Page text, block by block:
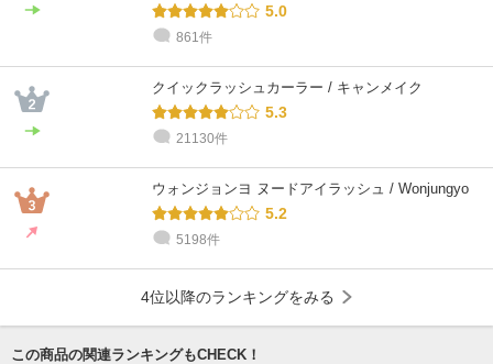
5.0
861件
クイックラッシュカーラー / キャンメイク
5.3
21130件
ウォンジョンヨ ヌードアイラッシュ / Wonjungyo
5.2
5198件
4位以降のランキングをみる
この商品の関連ランキングもCHECK！